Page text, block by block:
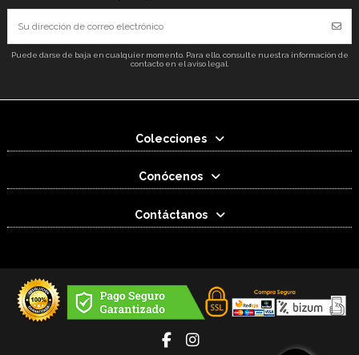
Puede darse de baja en cualquier momento. Para ello, consulte nuestra información de
contacto en el aviso legal.
Colecciones
Conócenos
Contáctanos